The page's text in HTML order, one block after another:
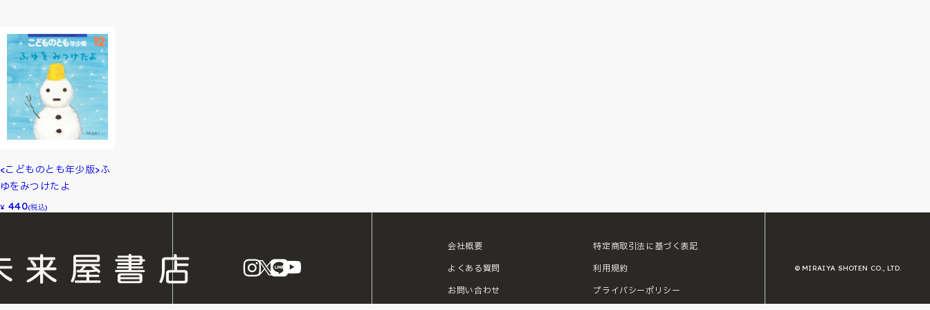
<こどものとも年少版>ふ
ゆをみつけたよ
¥ 440(税込)
instagram
X LINE
会社概要
よくある質問
お問い合わせ
特定商取引法に基づく表記
利用規約
プライバシーポリシー
© MIRAIYA SHOTEN CO., LTD.